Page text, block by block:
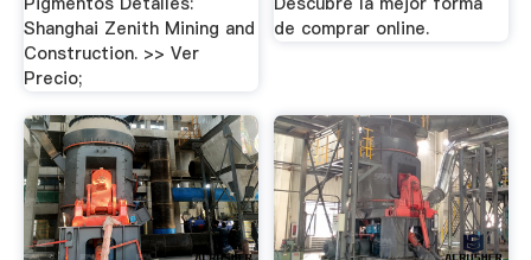
Shanghai Zenith Mining and
Construction. >> Ver
Precio;
de comprar online.